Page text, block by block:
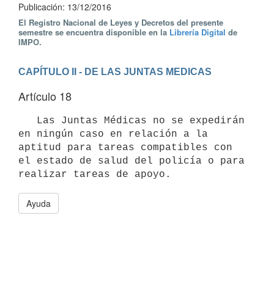
Publicación: 13/12/2016
El Registro Nacional de Leyes y Decretos del presente
semestre se encuentra disponible en la Librería Digital de
IMPO.
CAPÍTULO II - DE LAS JUNTAS MEDICAS
Artículo 18
en ningún caso en relación a la
aptitud para tareas compatibles con
el estado de salud del policía o para
Ayuda